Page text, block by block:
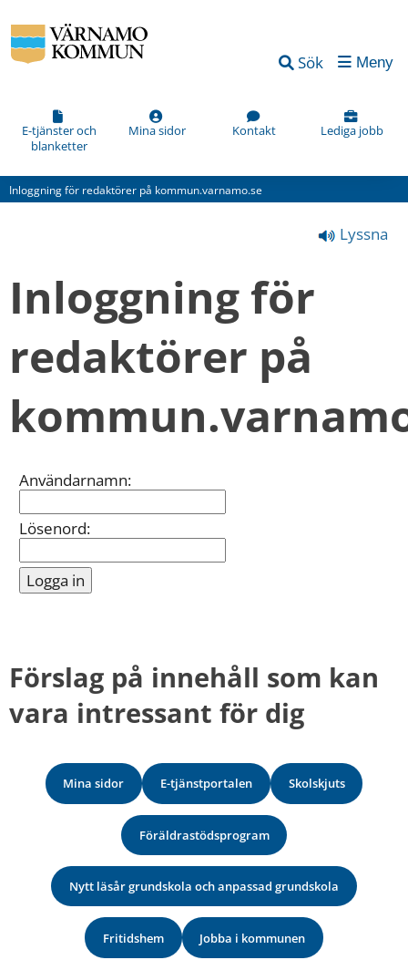
Sök Meny
E-tjänster och
blanketter
Mina sidor Kontakt Lediga jobb
Inloggning för redaktörer på kommun.varnamo.se
Lyssna
Inloggning för
redaktörer på
Inloggning
Användarnamn:
Lösenord:
Förslag på innehåll som kan
vara intressant för dig
Mina sidor E-tjänstportalen Skolskjuts
Föräldrastödsprogram
Nytt läsår grundskola och anpassad grundskola
Fritidshem Jobba i kommunen
Vad
kan
förbättra
den
här
(obligatorisk)
kan
informationen
bättre
dig?
Webbadress
sidan